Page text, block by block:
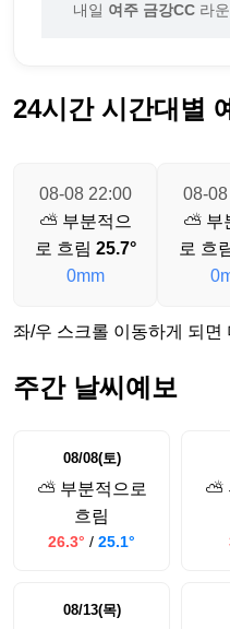
내일 여주 금강CC 라
24시간 시간대별
08-08 22:00
⛅ 부분적으
로 흐림 25.7°
0mm
08-
⛅ 부
로 흐
좌/우 스크롤 이동하게 되면
주간 날씨예보
08/08(토)
⛅ 부분적으로
흐림
26.3° / 25.1°
⛅
08/13(목)